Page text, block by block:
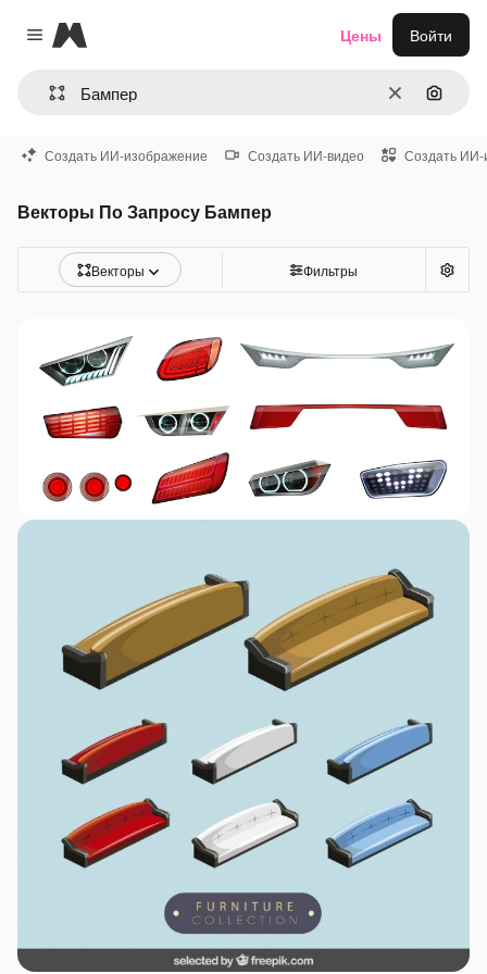
Close menu
Magnific
ОчиститьПоиск
Цены Войти
Создать ИИ-изображение Создать ИИ-видео Создать ИИ-
Векторы По Запросу Бампер
Векторы Фильтры